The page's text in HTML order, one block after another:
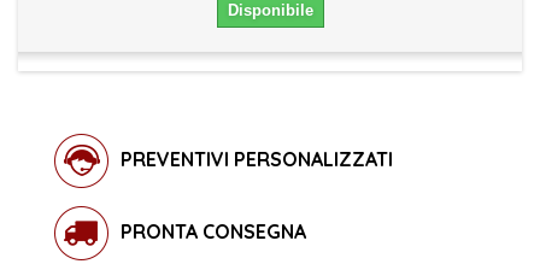
Disponibile
PREVENTIVI PERSONALIZZATI
PRONTA CONSEGNA